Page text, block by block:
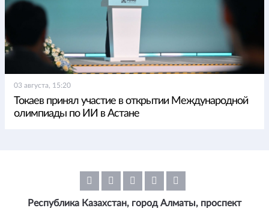
03 августа, 15:20
Токаев принял участие в открытии Международной
олимпиады по ИИ в Астане
Республика Казахстан, город Алматы, проспект